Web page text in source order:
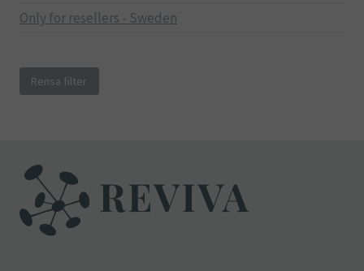
Only for resellers - Sweden
Rensa filter